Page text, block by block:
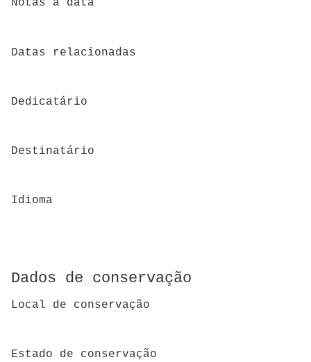
Notas à data
Datas relacionadas
Dedicatário
Destinatário
Idioma
Dados de conservação
Local de conservação
Estado de conservação